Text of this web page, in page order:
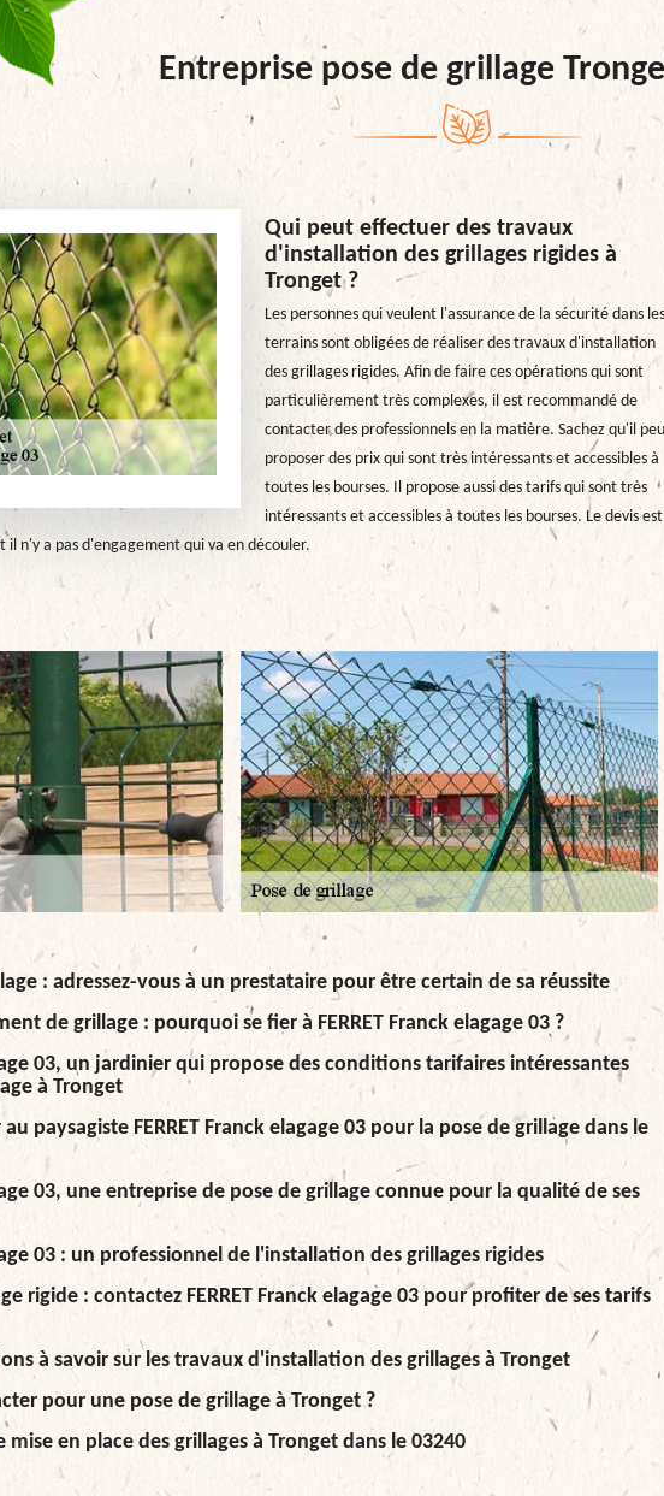
Entreprise pose de grillage
Qui peut effectuer des travaux
d'installation des grillages rigides à
Tronget ?
Les personnes qui veulent l'assurance de la sécurité dans les
terrains sont obligées de réaliser des travaux d'installation
des grillages rigides. Afin de faire ces opérations qui sont
particulièrement très complexes, il est recommandé de
contacter des professionnels en la matière. Sachez qu'il
proposer des prix qui sont très intéressants et accessibles à
toutes les bourses. Il propose aussi des tarifs qui sont très
intéressants et accessibles à toutes les bourses. Le devis est
n'y a pas d'engagement qui va en découler.
: adressez-vous à un prestataire pour être certain de sa réussite
de grillage : pourquoi se fier à FERRET Franck elagage 03 ?
03, un jardinier qui propose des conditions tarifaires intéressantes
à Tronget
paysagiste FERRET Franck elagage 03 pour la pose de grillage dans le
03, une entreprise de pose de grillage connue pour la qualité de ses
03 : un professionnel de l'installation des grillages rigides
rigide : contactez FERRET Franck elagage 03 pour profiter de ses tarifs
à savoir sur les travaux d'installation des grillages à Tronget
pour une pose de grillage à Tronget ?
en place des grillages à Tronget dans le 03240